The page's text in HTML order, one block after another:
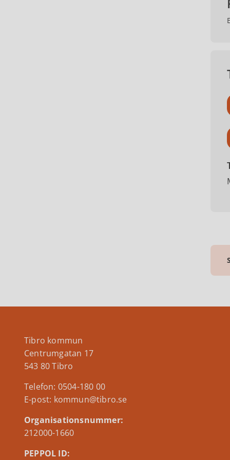
Tibro kommun
Centrumgatan 17
543 80 Tibro
Telefon: 0504-180 00
E-post: kommun@tibro.se
Organisationsnummer:
212000-1660
PEPPOL ID: